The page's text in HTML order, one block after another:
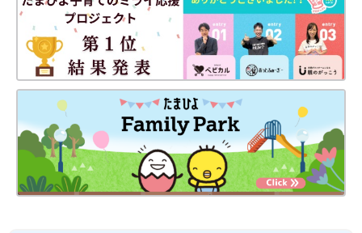
エッセイ＆レシピ本の撮影のときの様子。「ハーブな肉詰めピーマン」の焼き色を
確認しています。
――長男・タカラくんはサッカーが大好きで、スペインにサッカ
ー留学も経験。まさこさんたちもスペインに行かれたとか…。新